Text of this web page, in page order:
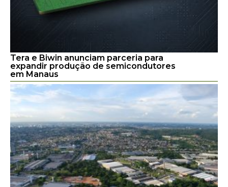
Tera e Biwin anunciam parceria para
expandir produção de semicondutores
em Manaus